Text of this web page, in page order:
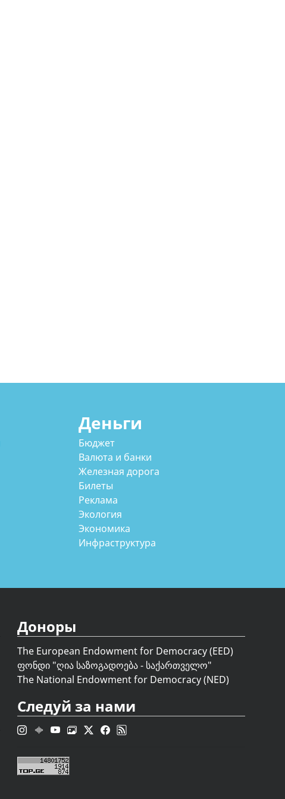
Деньги
Бюджет
Валюта и банки
Железная дорога
Билеты
Реклама
Экология
Экономика
Инфраструктура
Доноры
The European Endowment for Democracy (EED)
ფონდი "ღია საზოგადოება - საქართველო"
The National Endowment for Democracy (NED)
Следуй за нами